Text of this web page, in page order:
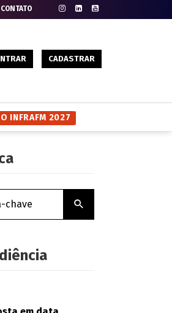
CONTATO
CADASTRAR
INFRAFM 2027